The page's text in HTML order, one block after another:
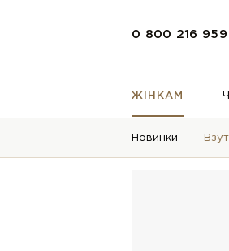
0 800 216 959
ЖІНКАМ
Новинки